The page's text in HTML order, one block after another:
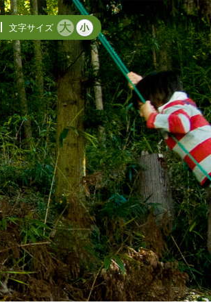
文字サイズ